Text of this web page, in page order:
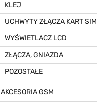
KLEJ
UCHWYTY ZŁĄCZA KART SIM
WYŚWIETLACZ LCD
ZŁĄCZA, GNIAZDA
POZOSTAŁE
AKCESORIA GSM